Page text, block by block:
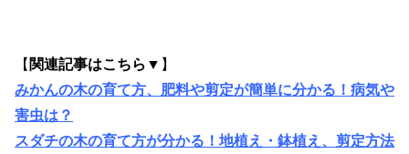
【 関連記事はこちら▼ 】
みかんの木の育て方、肥料や剪定が簡単に分かる！病気や
害虫は？
スダチの木の育て方が分かる！地植え・鉢植え、剪定方法